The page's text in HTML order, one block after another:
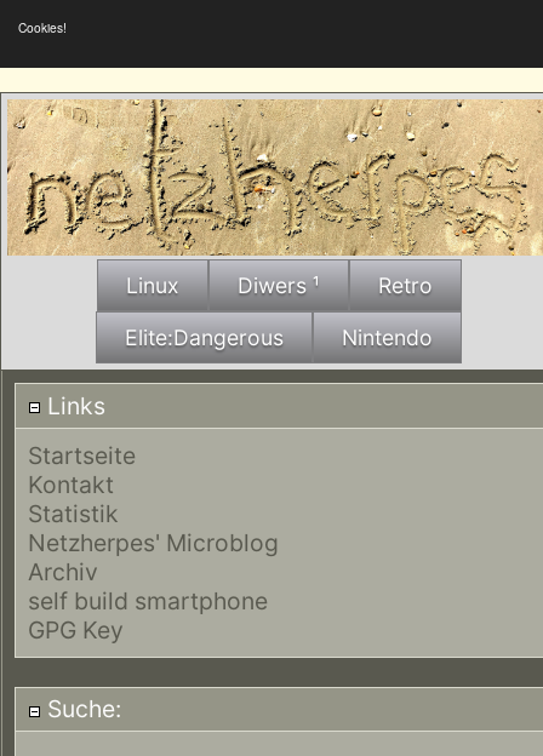
Cookies!
Linux Diwers ¹ Retro
Elite:Dangerous Nintendo
Links
Startseite
Kontakt
Statistik
Netzherpes' Microblog
Archiv
self build smartphone
GPG Key
Suche: